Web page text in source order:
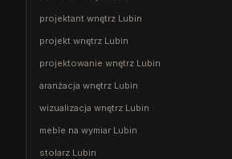
projektant wnętrz Lubin
projekt wnętrz Lubin
projektowanie wnętrz Lubin
aranżacja wnętrz Lubin
wizualizacja wnętrz Lubin
meble na wymiar Lubin
stolarz Lubin